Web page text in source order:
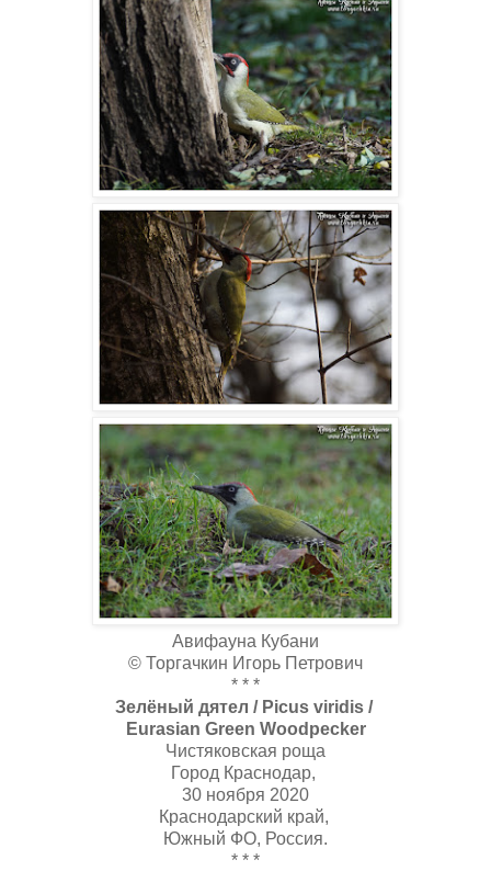
Авифауна Кубани
© Торгачкин Игорь Петрович
* * *
Зелёный дятел / Picus viridis /
Eurasian Green Woodpecker
Чистяковская роща
Город Краснодар,
30 ноября 2020
Краснодарский край,
Южный ФО, Россия.
* * *